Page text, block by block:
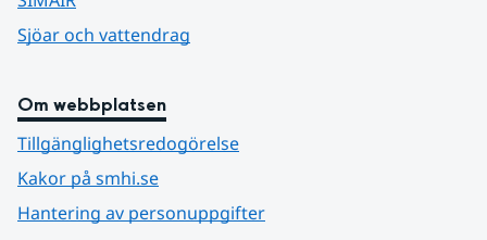
Sjöar och vattendrag
Om webbplatsen
Tillgänglighetsredogörelse
Kakor på smhi.se
Hantering av personuppgifter